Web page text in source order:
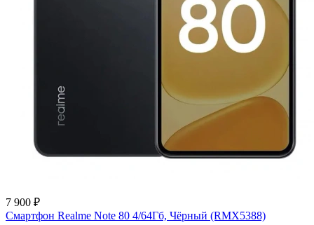
7 900 ₽
Смартфон Realme Note 80 4/64Гб, Чёрный (RMX5388)